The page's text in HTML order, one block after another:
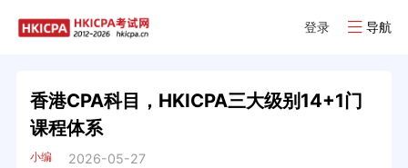
登录 导航
香港CPA科目，HKICPA三大级别14+1门
课程体系
小编 2026-05-27